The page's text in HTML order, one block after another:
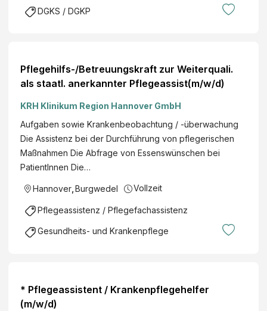
DGKS / DGKP
Pflegehilfs-/Betreuungskraft zur Weiterquali.
als staatl. anerkannter Pflegeassist(m/w/d)
KRH Klinikum Region Hannover GmbH
Aufgaben sowie Krankenbeobachtung / -überwachung
Die Assistenz bei der Durchführung von pflegerischen
Maßnahmen Die Abfrage von Essenswünschen bei
PatientInnen Die…
Hannover Burgwedel Vollzeit
Pflegeassistenz / Pflegefachassistenz
Gesundheits- und Krankenpflege
* Pflegeassistent / Krankenpflegehelfer
(m/w/d)